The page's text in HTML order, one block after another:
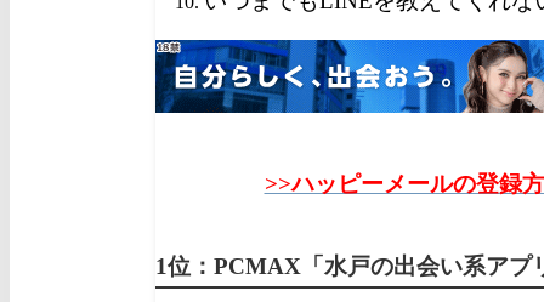
>>ハッピーメールの登録
1位：PCMAX「水戸の出会い系ア